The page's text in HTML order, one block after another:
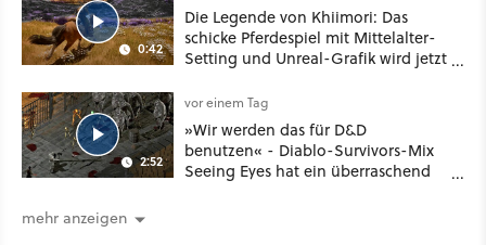
0:42
Die Legende von Khiimori: Das
schicke Pferdespiel mit Mittelalter-
Setting und Unreal-Grafik wird jetzt
2:52
vor einem Tag
»Wir werden das für D&D
benutzen« - Diablo-Survivors-Mix
Seeing Eyes hat ein überraschend
mehr anzeigen